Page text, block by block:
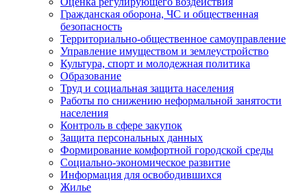
Гражданская оборона, ЧС и общественная
безопасность
Территориально-общественное самоуправление
Управление имуществом и землеустройство
Культура, спорт и молодежная политика
Образование
Труд и социальная защита населения
Работы по снижению неформальной занятости
населения
Контроль в сфере закупок
Защита персональных данных
Формирование комфортной городской среды
Социально-экономическое развитие
Информация для освободившихся
Жилье